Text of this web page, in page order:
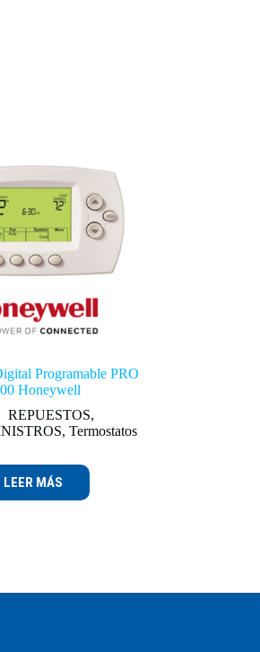
Programable PRO
Honeywell
REPUESTOS,
, Termostatos
LEER MÁS